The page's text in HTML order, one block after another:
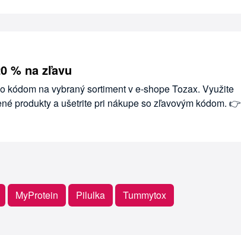
% na zľavu
kódom na vybraný sortiment v e-shope Tozax. Využite
produkty a ušetrite pri nákupe so zľavovým kódom. 👉
MyProtein Pilulka Tummytox